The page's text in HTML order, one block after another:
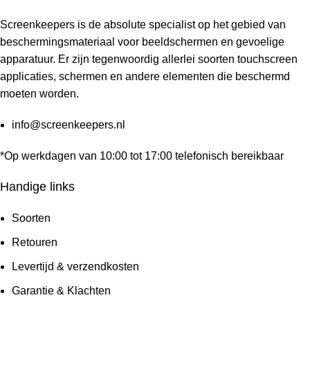
Screenkeepers is de absolute specialist op het gebied van
beschermingsmateriaal voor beeldschermen en gevoelige
apparatuur. Er zijn tegenwoordig allerlei soorten touchscreen
applicaties, schermen en andere elementen die beschermd
moeten worden.
info@screenkeepers.nl
*Op werkdagen van 10:00 tot 17:00 telefonisch bereikbaar
Handige links
Soorten
Retouren
Levertijd & verzendkosten
Garantie & Klachten